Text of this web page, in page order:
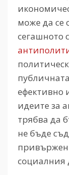
може да се
сегашното
ефективно
идеите за
трябва да
не бъде
социалния